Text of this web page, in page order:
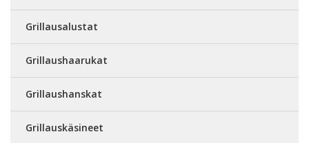
Grillausalustat
Grillaushaarukat
Grillaushanskat
Grillauskäsineet